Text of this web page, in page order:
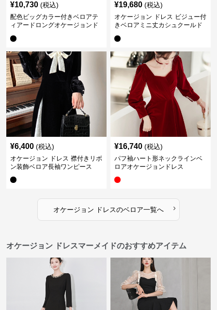
¥10,730 (税込)
配色ビッグカラー付きベロアテ
ィアードロングオケージョンド
¥19,680 (税込)
オケージョン ドレス ビジュー付
きベロアミニ丈カシュクールド
¥6,400 (税込)
オケージョン ドレス 襟付きリボ
ン装飾ベロア長袖ワンピース
¥16,740 (税込)
パフ袖ハート形ネックラインベ
ロアオケージョンドレス
オケージョン ドレスのベロア一覧へ ›
オケージョン ドレスマーメイドのおすすめアイテム